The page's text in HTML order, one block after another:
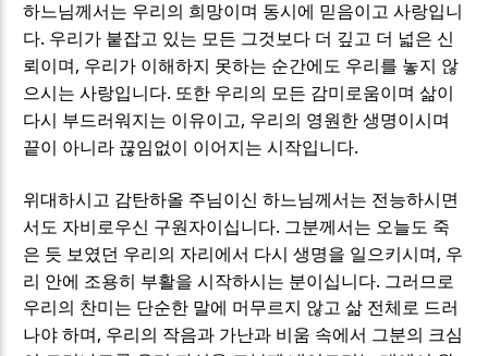
하느님께서는 우리의 희망이며 동시에 믿음이고 사랑입니
다. 우리가 붙잡고 있는 모든 그것보다 더 깊고 더 넓은 신
뢰이며 , 우리가 이해하지 못하는 순간에도 우리를 놓지 않
으시는 사랑입니다. 또한 우리의 모든 감미로움이며 삶이
다시 부드러워지는 이유이고, 우리의 영원한 생명이시며
끝이 아니라 끊임없이 이어지는 시작입니다.
위대하시고 감탄하올 주님이신 하느님께서는 전능하시면
서도 자비로우신 구원자이십니다. 그분께서는 오늘도 죽
은 듯 보였던 우리의 자리에서 다시 생명을 일으키시며 , 우
리 안에 조용히 부활을 시작하시는 분이십니다. 그러므로
우리의 찬미는 단순한 말에 머무르지 않고 삶 전체로 드러
나야 하며 , 우리의 작음과 가난과 비움 속에서 그분의 크심